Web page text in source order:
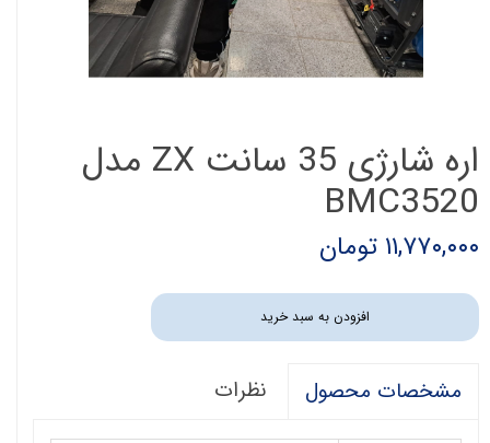
اره شارژی 35 سانت ZX مدل
BMC3520
۱۱,۷۷۰,۰۰۰ تومان
افزودن به سبد خرید
مشخصات محصول نظرات